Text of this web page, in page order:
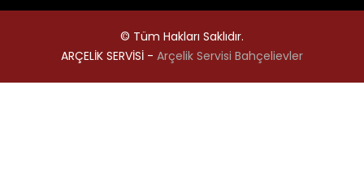
© Tüm Hakları Saklıdır.
ARÇELİK SERVİSİ - Arçelik Servisi Bahçelievler